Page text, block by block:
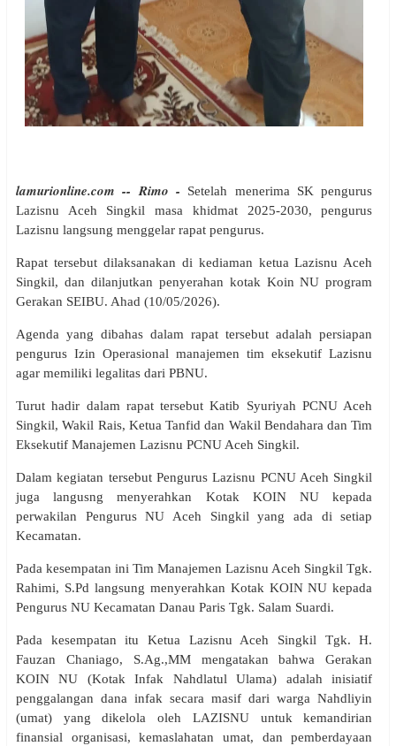
lamurionline.com -- Rimo - Setelah menerima SK pengurus
Lazisnu Aceh Singkil masa khidmat 2025-2030, pengurus
Lazisnu langsung menggelar rapat pengurus.
Rapat tersebut dilaksanakan di kediaman ketua Lazisnu Aceh
Singkil, dan dilanjutkan penyerahan kotak Koin NU program
Gerakan SEIBU. Ahad (10/05/2026).
Agenda yang dibahas dalam rapat tersebut adalah persiapan
pengurus Izin Operasional manajemen tim eksekutif Lazisnu
agar memiliki legalitas dari PBNU.
Turut hadir dalam rapat tersebut Katib Syuriyah PCNU Aceh
Singkil, Wakil Rais, Ketua Tanfid dan Wakil Bendahara dan Tim
Eksekutif Manajemen Lazisnu PCNU Aceh Singkil.
Dalam kegiatan tersebut Pengurus Lazisnu PCNU Aceh Singkil
juga langusng menyerahkan Kotak KOIN NU kepada
perwakilan Pengurus NU Aceh Singkil yang ada di setiap
Kecamatan.
Pada kesempatan ini Tim Manajemen Lazisnu Aceh Singkil Tgk.
Rahimi, S.Pd langsung menyerahkan Kotak KOIN NU kepada
Pengurus NU Kecamatan Danau Paris Tgk. Salam Suardi.
Pada kesempatan itu Ketua Lazisnu Aceh Singkil Tgk. H.
Fauzan Chaniago, S.Ag.,MM mengatakan bahwa Gerakan
KOIN NU (Kotak Infak Nahdlatul Ulama) adalah inisiatif
penggalangan dana infak secara masif dari warga Nahdliyin
(umat) yang dikelola oleh LAZISNU untuk kemandirian
finansial organisasi, kemaslahatan umat, dan pemberdayaan